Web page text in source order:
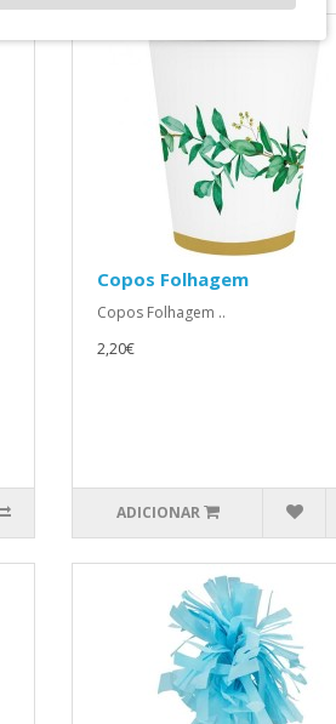
Copos Folhagem
Copos Folhagem ..
2,20€
ADICIONAR